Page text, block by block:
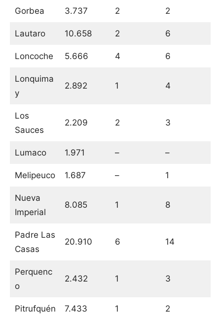
Gorbea 3.737 2 2
Lautaro 10.658 2 6
Loncoche 5.666 4 6
Lonquima
y
2.892 1 4
Los
Sauces
2.209 2 3
Lumaco 1.971 – –
Melipeuco 1.687 – 1
Nueva
Imperial
8.085 1 8
Padre Las
Casas
20.910 6 14
Perquenc
o
2.432 1 3
Pitrufquén 7.433 1 2